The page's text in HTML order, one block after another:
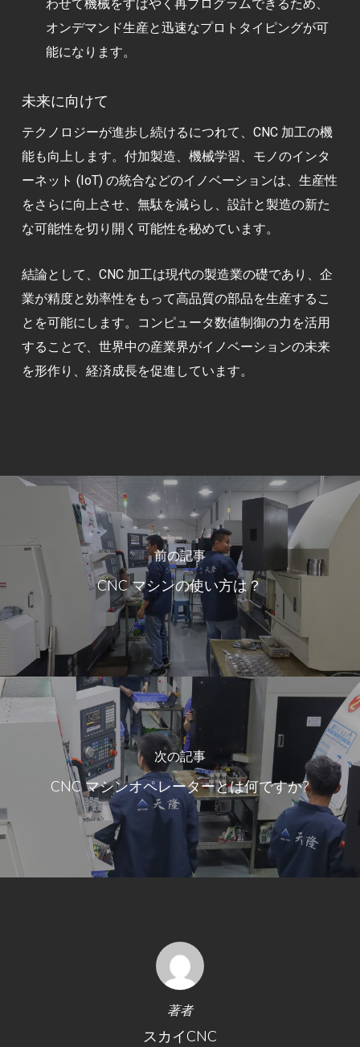
わせて機械をすばやく再プログラムできるため、
オンデマンド生産と迅速なプロトタイピングが可
能になります。
未来に向けて
テクノロジーが進歩し続けるにつれて、CNC 加工の機
能も向上します。付加製造、機械学習、モノのインタ
ーネット (IoT) の統合などのイノベーションは、生産性
をさらに向上させ、無駄を減らし、設計と製造の新た
な可能性を切り開く可能性を秘めています。
結論として、CNC 加工は現代の製造業の礎であり、企
業が精度と効率性をもって高品質の部品を生産するこ
とを可能にします。コンピュータ数値制御の力を活用
することで、世界中の産業界がイノベーションの未来
を形作り、経済成長を促進しています。
前の記事
CNC マシンの使い方は？
次の記事
CNC マシンオペレーターとは何ですか?
著者
スカイCNC